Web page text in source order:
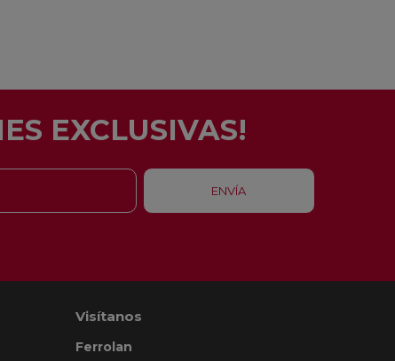
EXCLUSIVAS!
Visítanos
Ferrolan